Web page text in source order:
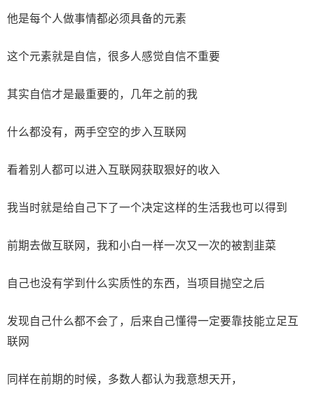
他是每个人做事情都必须具备的元素
这个元素就是自信，很多人感觉自信不重要
其实自信才是最重要的，几年之前的我
什么都没有，两手空空的步入互联网
看着别人都可以进入互联网获取狠好的收入
我当时就是给自己下了一个决定这样的生活我也可以得到
前期去做互联网，我和小白一样一次又一次的被割韭菜
自己也没有学到什么实质性的东西，当项目抛空之后
发现自己什么都不会了，后来自己懂得一定要靠技能立足互
联网
同样在前期的时候，多数人都认为我意想天开，